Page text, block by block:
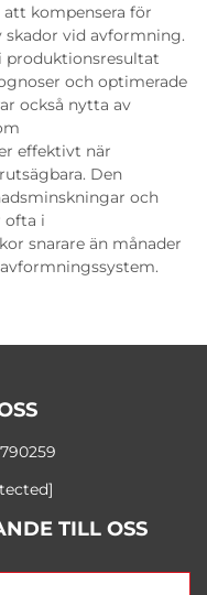
kompensera för
skador vid avformning.
produktionsresultat
och optimerade
också nytta av
effektivt när
Den
och
ofta i
snarare än månader
TILL OSS